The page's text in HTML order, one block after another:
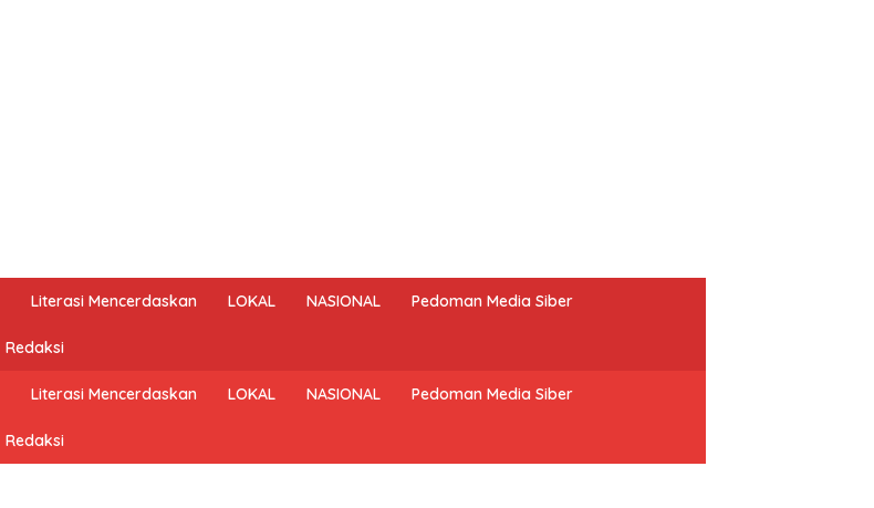
Literasi Mencerdaskan LOKAL NASIONAL Pedoman Media Siber
Redaksi
Literasi Mencerdaskan LOKAL NASIONAL Pedoman Media Siber
Redaksi